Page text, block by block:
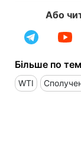
Або
Більше по
WTI